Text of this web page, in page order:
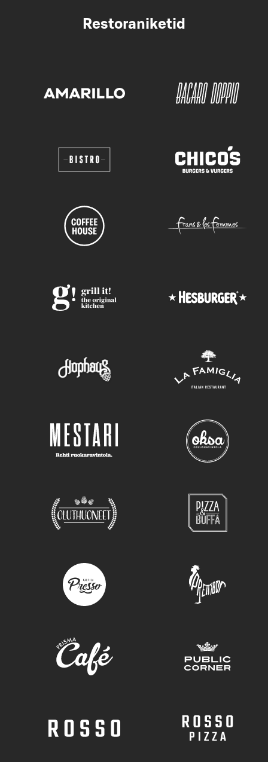
Restoraniketid